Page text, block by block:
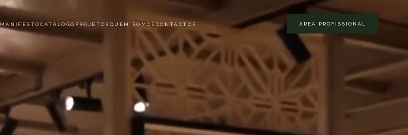
MANIFESTOCATÁLOGO PROJETOS QUEM SOMOS CONTACTOS ÁREA PROFISSIONAL